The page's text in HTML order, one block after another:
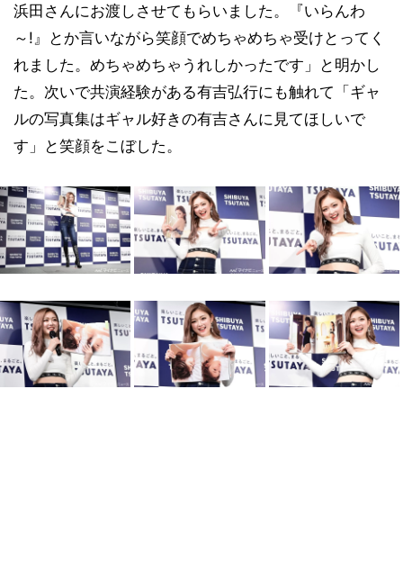
浜田さんにお渡しさせてもらいました。『いらんわ
～!』とか言いながら笑顔でめちゃめちゃ受けとってく
れました。めちゃめちゃうれしかったです」と明かし
た。次いで共演経験がある有吉弘行にも触れて「ギャ
ルの写真集はギャル好きの有吉さんに見てほしいで
す」と笑顔をこぼした。